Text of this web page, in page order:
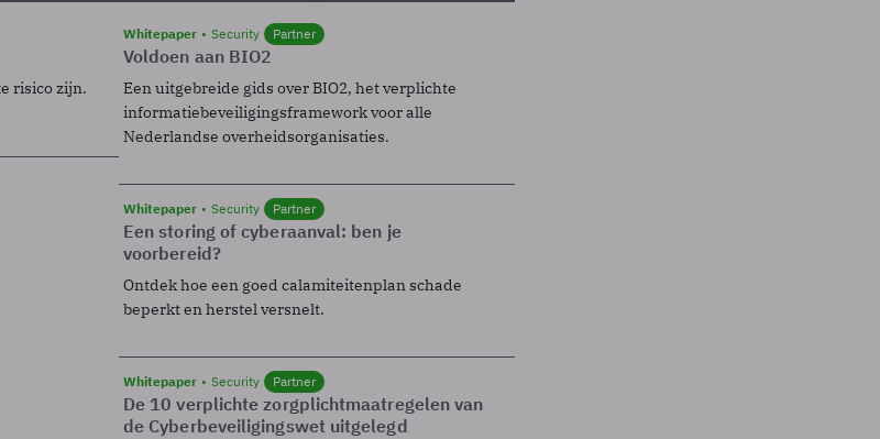
risico zijn.
Whitepaper Security Partner
Voldoen aan BIO2
Een uitgebreide gids over BIO2, het verplichte
informatiebeveiligingsframework voor alle
Nederlandse overheidsorganisaties.
Whitepaper Security Partner
Een storing of cyberaanval: ben je
voorbereid?
Ontdek hoe een goed calamiteitenplan schade
beperkt en herstel versnelt.
Whitepaper Security Partner
De 10 verplichte zorgplichtmaatregelen van
de Cyberbeveiligingswet uitgelegd